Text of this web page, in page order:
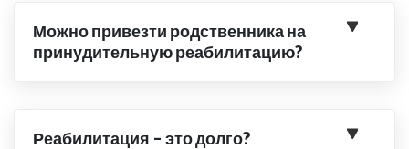
Можно привезти родственника на
принудительную реабилитацию?
Реабилитация – это долго?